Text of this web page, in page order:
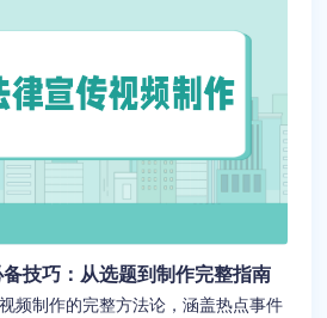
技巧：从选题到制作完整指南
频制作的完整方法论，涵盖热点事件